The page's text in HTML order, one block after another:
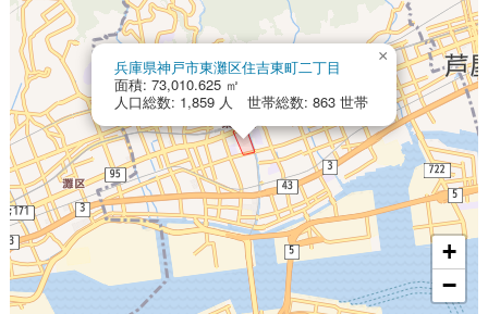
兵庫県神戸市東灘区住吉東町二丁目
面積: 73,010.625 ㎡
人口総数: 1,859 人 世帯総数: 863 世帯
×
+
−